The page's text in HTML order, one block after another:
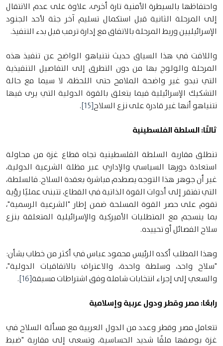
واحتفاظها بالسيطرة الأمنية تارة أخرى، علاوة على عدم الانتقال
إلى المرحلة الثانية قبل استكمال تسليم آخر جثة لأحد الجنود
الإسرائيليين وربط المرحلة بالاتفاق مع إدارة ترمب قبل بدء التنفيذ.
واللافت في هذا السياق حديث نتنياهو الواضح عن تنفيذ هذه
المرحلة والولوج بها من دون التطرق إلى التفاصيل التنفيذية
التي تبدو غير واضحة الملامح حتى اللحظة، لا سيما مع حالة
التشكيك الإسرائيلية فيما يتعلق بالقوة الدولية التي يرى فيها
نتنياهو أنها غير قادرة على نزع السلاح[15]
.
ثالثًا: السلطة الفلسطينية
تنطلق مقاربة السلطة الفلسطينية تجاه قطاع غزة من محاولة
استعادة دورها السياسي والإداري عبر مظلة الشرعية الدولية،
غير أن جوهر هذا التوجه يصطدم مباشرة بعقدة السلاح. فالسلطة،
التي تفتقر إلى أدوات القوة الذاتية في القطاع، تتبنى عمليًا رؤية
تقوم على حصر القوة المسلحة ضمن إطار "الشرعية الرسمية"،
بما ينسجم مع المتطلبات الأميركية والإسرائيلية المتعلقة بنزع
سلاح الفصائل أو تحييده.
وهذا المطلب أكده الرئيس محمود عباس في أكثر من خطاب بشأن:
"سلاح واحد، وسلطة واحدة، والاعتراف بالاتفاقيات الدولية"،
والسعي إلى إجراء انتخابات شاملة وفق اشتراطات مسبقة[16]
.
رابعًا: مصر وقطر ودول عربية وإسلامية
تتعامل مصر وقطر وعدد من الدول العربية مع مسألة السلاح في
غزة بوصفها ملفًا شديد الحساسية، وتسعى إلى مقاربة "ضبط